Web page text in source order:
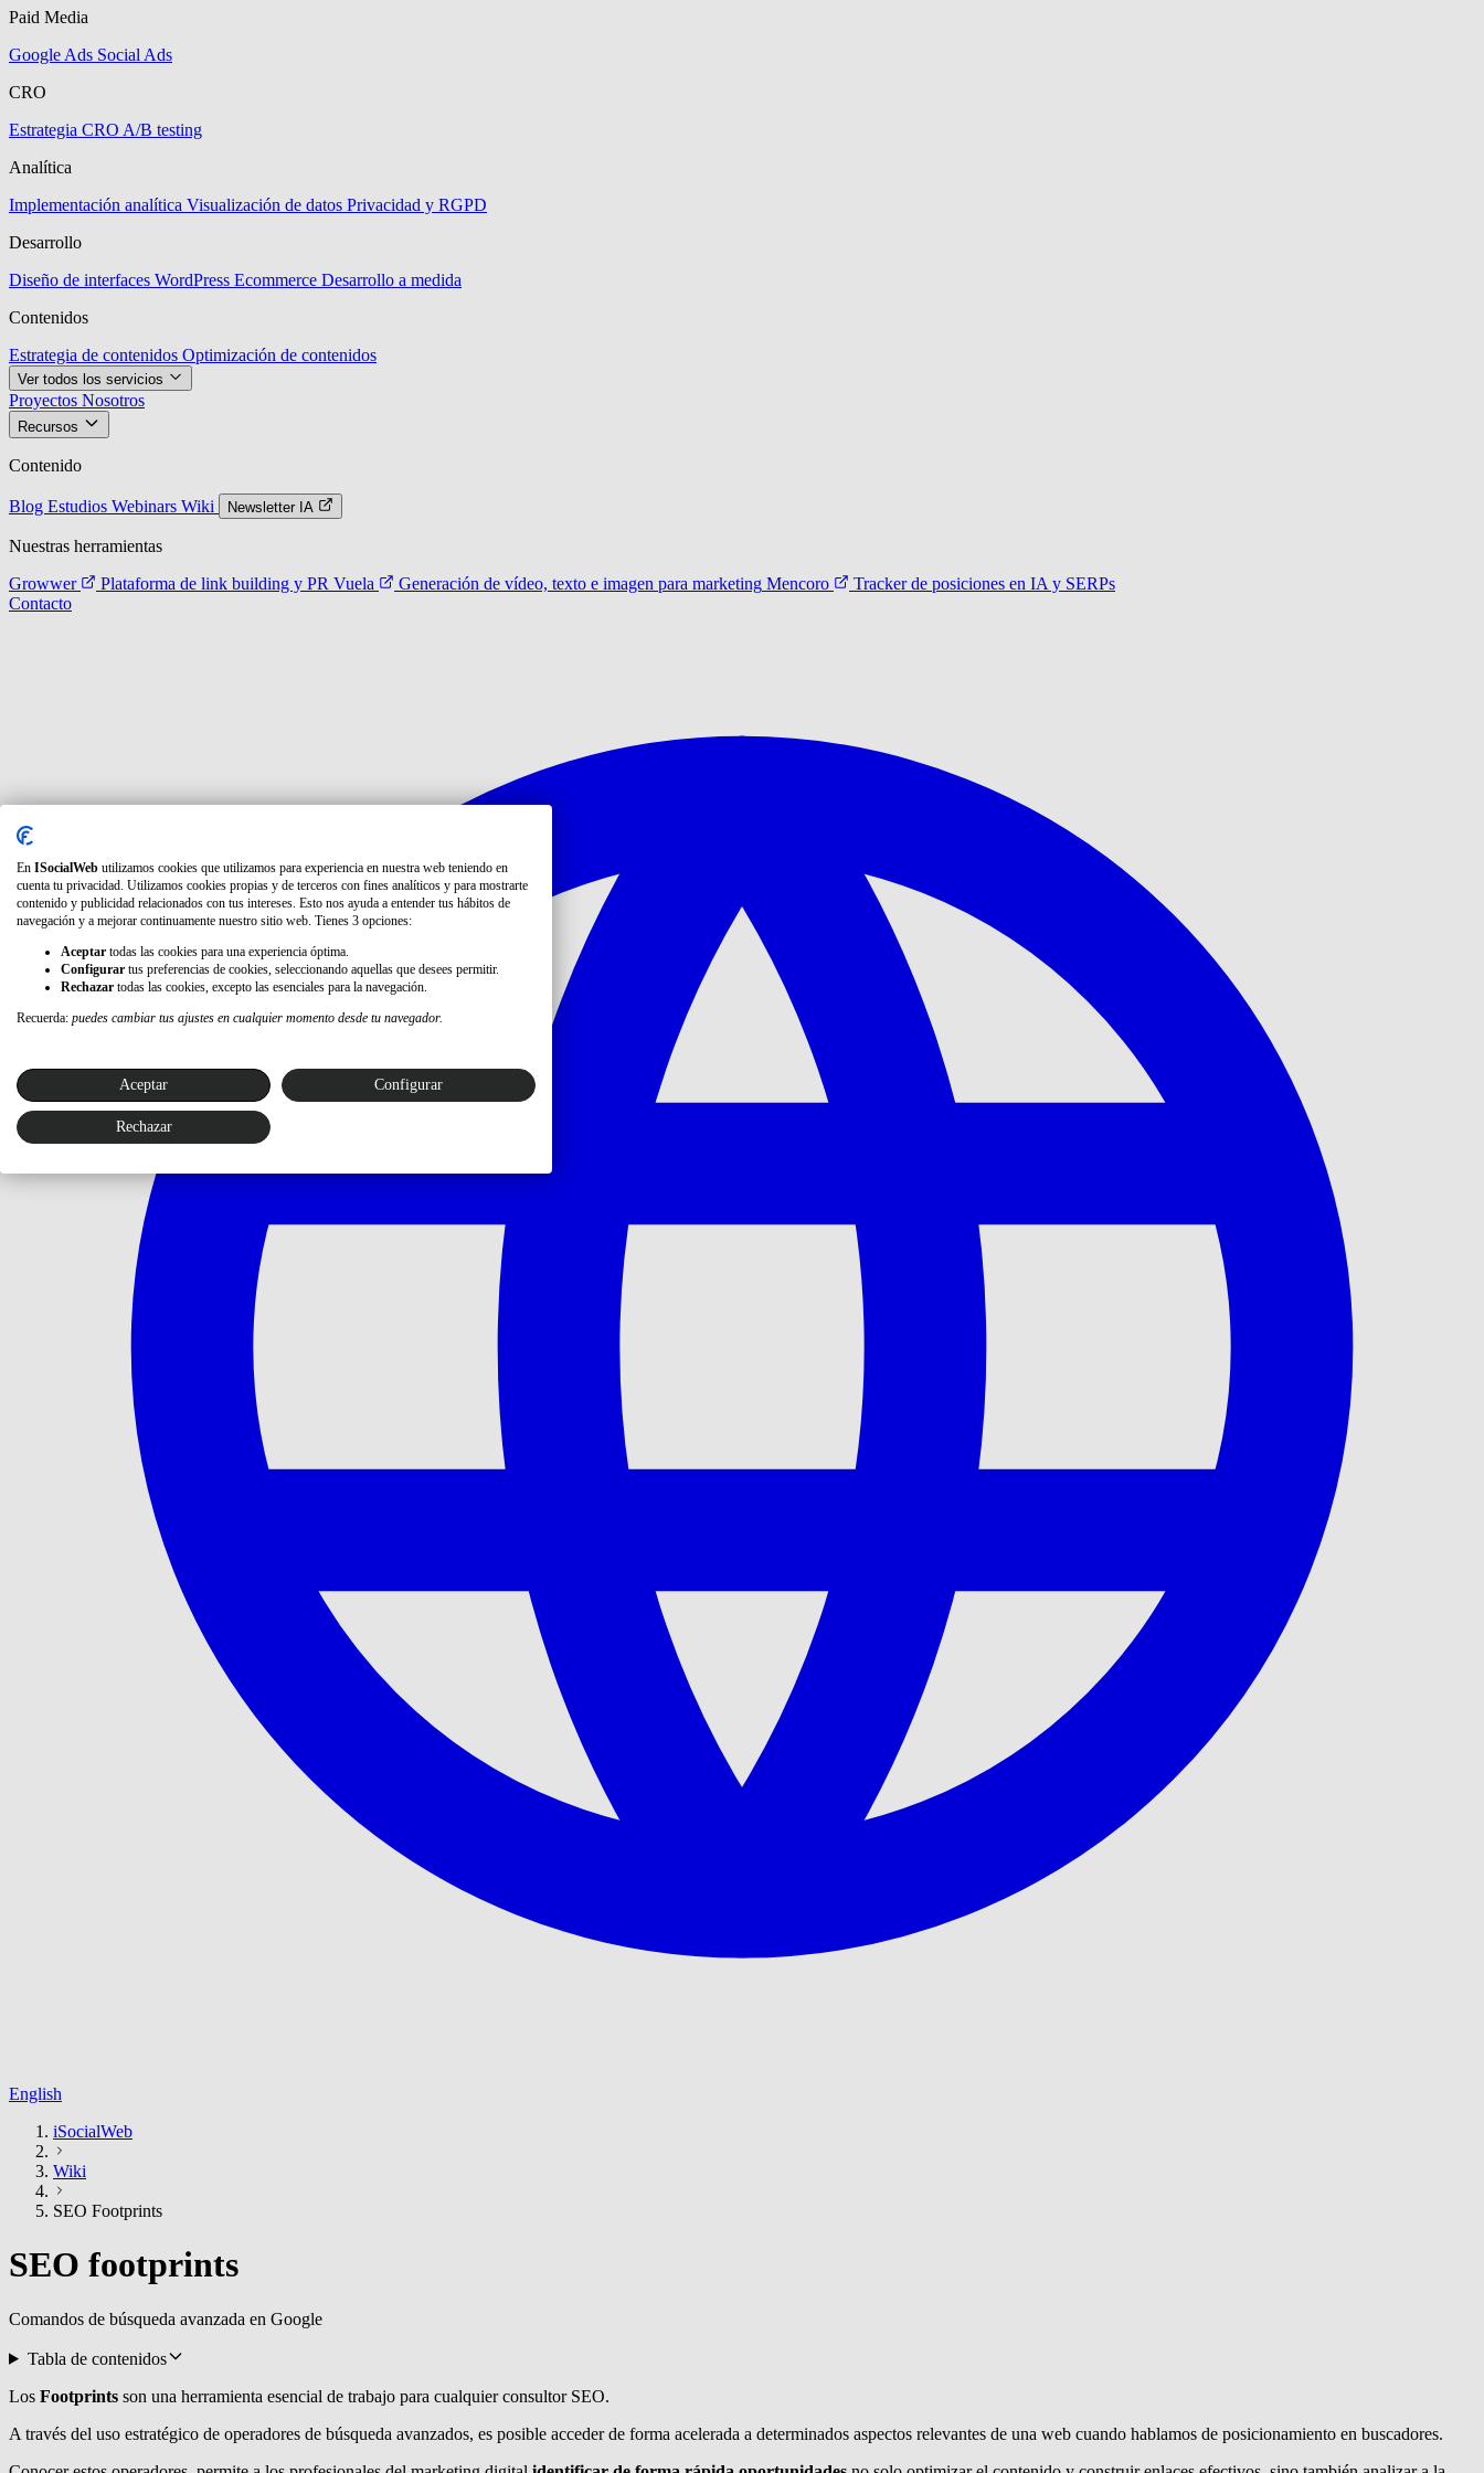
Paid Media
Google Ads Social Ads
CRO
Estrategia CRO A/B testing
Analítica
Implementación analítica Visualización de datos Privacidad y RGPD
Desarrollo
Diseño de interfaces WordPress Ecommerce Desarrollo a medida
Contenidos
Estrategia de contenidos Optimización de contenidos
Ver todos los servicios
Proyectos Nosotros
Recursos
Contenido
Blog Estudios Webinars Wiki Newsletter IA
Nuestras herramientas
Growwer
Plataforma de link building y PR Vuela Generación de vídeo, texto e imagen para marketing Mencoro
Tracker de posiciones en IA y SERPs
Contacto
English
iSocialWeb
Wiki
SEO Footprints
SEO footprints
Comandos de búsqueda avanzada en Google
Tabla de contenidos
Los Footprints son una herramienta esencial de trabajo para cualquier consultor SEO.
A través del uso estratégico de operadores de búsqueda avanzados, es posible acceder de forma acelerada a determinados aspectos relevantes de una web cuando hablamos de posicionamiento en buscadores.
En ISocialWeb utilizamos cookies que utilizamos para experiencia en nuestra web teniendo en
cuenta tu privacidad. Utilizamos cookies propias y de terceros con fines analíticos y para mostrarte
contenido y publicidad relacionados con tus intereses. Esto nos ayuda a entender tus hábitos de
navegación y a mejorar continuamente nuestro sitio web. Tienes 3 opciones:
Aceptar todas las cookies para una experiencia óptima.
Configurar tus preferencias de cookies, seleccionando aquellas que desees permitir.
Rechazar todas las cookies, excepto las esenciales para la navegación.
Recuerda: puedes cambiar tus ajustes en cualquier momento desde tu navegador.
Aceptar Configurar
Rechazar